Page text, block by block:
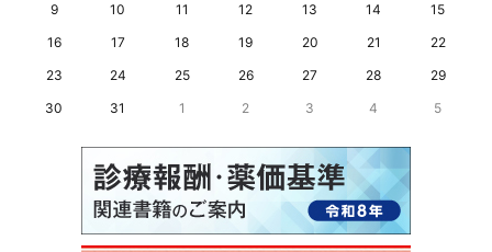
9
10 11 12 13 14
15
16
17 18 19 20 21
22
23
24 25 26 27 28
29
30
31 1 2 3 4 5